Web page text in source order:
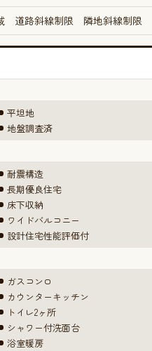
道路斜線制限 隣地斜線制限
平坦地
地盤調査済
耐震構造
長期優良住宅
床下収納
ワイドバルコニー
設計住宅性能評価付
ガスコンロ
カウンターキッチン
トイレ2ヶ所
シャワー付洗面台
浴室暖房